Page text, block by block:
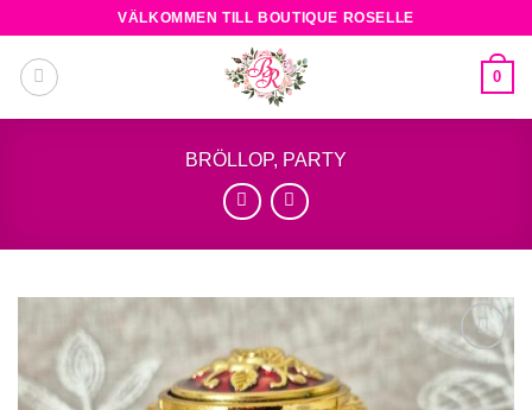
content
VÄLKOMMEN TILL BOUTIQUE ROSELLE
0
BRÖLLOP, PARTY
Add to
wishlist